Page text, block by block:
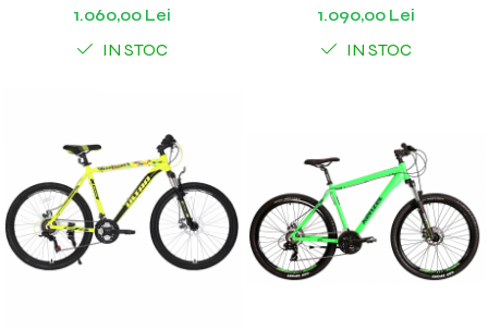
1.060,00 Lei
IN STOC
1.090,00 Lei
IN STOC